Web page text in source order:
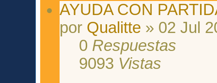
AYUDA CON
por Qualitte » 02 Jul
0 Respuestas
9093 Vistas